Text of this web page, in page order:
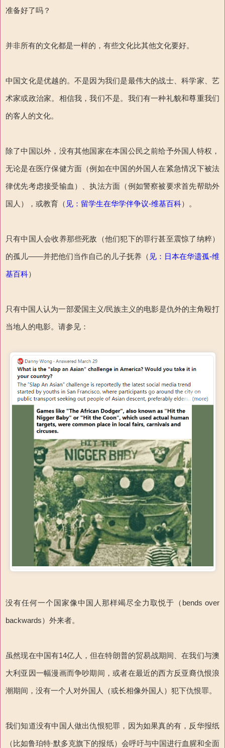
准备好了吗？
并非所有的文化都是一样的，有些文化比其他文化要好。
中国文化是优越的。不是因为我们是最伟大的战士、科学家、艺
术家或政治家。相信我，我们不是。我们有一种礼貌和尊重我们
的客人的文化。
除了中国以外，没有其他国家在本国公民之前给予外国人特权，
无论是在医疗保健方面（例如在中国的外国人在紧急情况下被法
律优先考虑接受输血）、执法方面（例如警察被要求首先帮助外
国人），或教育（ 见：留学生在华学伴争议-维基百科）。
只有中国人会收养那些死敌（他们犯下的罪行甚至震惊了纳粹）
的孤儿——并把他们当作自己的儿子抚养（ 见：日本在华遗孤-维
基百科）
只有中国人认为一部爱国主义/民族主义的电影是仇外的主角殴打
当地人的电影。请参见：
没有任何一个国家像中国人那样竭尽全力取悦于（bends over
backwards）外来者。
虽然现在中国有14亿人，但在特朗普的贸易战期间、在我们与澳
大利亚因一幅漫画而争吵期间，或者在最近的西方反亚裔仇恨浪
潮期间，没有一个人对外国人（或长相像外国人）犯下仇恨罪。
我们知道没有中国人做出仇恨犯罪，因为如果真的有，反华报纸
（比如鲁珀特·默多克旗下的报纸）会呼吁与中国进行血腥和全面